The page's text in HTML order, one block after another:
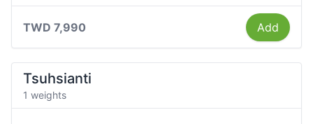
TWD 7,990 Add
Tsuhsianti
1 weights